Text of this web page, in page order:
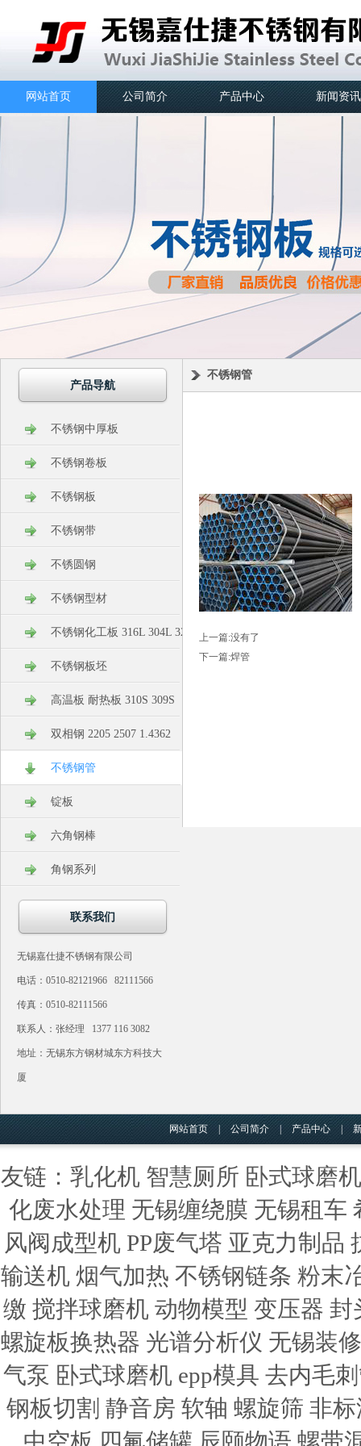
网站首页 公司简介 产品中心 新闻资讯
产品导航
不锈钢中厚板
不锈钢卷板
不锈钢板
不锈钢带
不锈圆钢
不锈钢型材
不锈钢化工板 316L 304L 321 304
不锈钢板坯
高温板 耐热板 310S 309S
双相钢 2205 2507 1.4362
不锈钢管
锭板
六角钢棒
角钢系列
联系我们
无锡嘉仕捷不锈钢有限公司
电话：0510-82121966 82111566
传真：0510-82111566
联系人：张经理 1377 116 3082
地址：无锡东方钢材城东方科技大
厦
不锈钢管
上一篇:没有了
下一篇:焊管
网站首页 公司简介 产品中心 |
友链：乳化机 智慧厕所 卧式球磨
化废水处理 无锡缠绕膜 无锡租车
风阀成型机 PP废气塔 亚克力制品
输送机 烟气加热 不锈钢链条 粉末
缴 搅拌球磨机 动物模型 变压器 封
螺旋板换热器 光谱分析仪 无锡装
气泵 卧式球磨机 epp模具 去内毛
钢板切割 静音房 软轴 螺旋筛 非